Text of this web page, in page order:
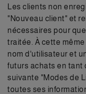
Les clients non
"Nouveau client" et
nécessaires pour
traitée. À cette
nom d'utilisateur et
futurs achats en tant
suivante "Modes de
toutes ses